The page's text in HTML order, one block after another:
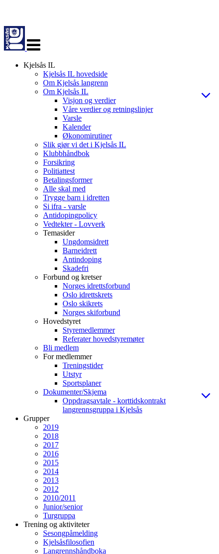
navigasjon
Kjelsås IL
Kjelsås IL hovedside
Om Kjelsås langrenn
Om Kjelsås IL
Visjon og verdier
Våre verdier og retningslinjer
Varsle
Kalender
Økonomirutiner
Slik gjør vi det i Kjelsås IL
Klubbhåndbok
Forsikring
Politiattest
Betalingsformer
Alle skal med
Trygge barn i idretten
Si ifra - varsle
Antidopingpolicy
Vedtekter - Lovverk
Temasider
Ungdomsidrett
Barneidrett
Antindoping
Skadefri
Forbund og kretser
Norges idrettsforbund
Oslo idrettskrets
Oslo skikrets
Norges skiforbund
Hovedstyret
Styremedlemmer
Referater hovedstyremøter
Bli medlem
For medlemmer
Treningstider
Utstyr
Sportsplaner
Dokumenter/Skjema
Oppdragsavtale - korttidskontrakt
langrennsgruppa i Kjelsås
Grupper
2019
2018
2017
2016
2015
2014
2013
2012
2010/2011
Junior/senior
Turgruppa
Trening og aktiviteter
Sesongpåmelding
Kjelsåsfilosofien
Langrennshåndboka